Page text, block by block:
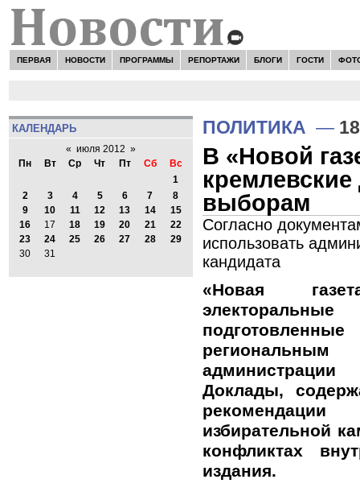
ПЕРВАЯ НОВОСТИ ПРОГРАММЫ РЕПОРТАЖИ БЛОГИ ГОСТИ
КАЛЕНДАРЬ
« июля 2012 »
Пн
Вт Ср Чт Пт Сб
Вс
1
2
3 4 5 6 7
8
9
10 11 12 13 14
15
16
17 18 19 20 21
22
23
24 25 26 27 28
29
30
31
ПОЛИТИКА —
В «Новой
выборам
Согласно
использовать
кандидата
«Новая
Доклады,
избирательной
конфликтах
издания.